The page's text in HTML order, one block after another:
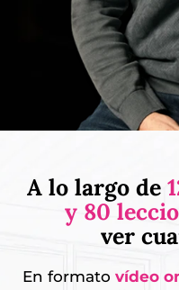
A lo largo de
y 80
ver
En formato vídeo